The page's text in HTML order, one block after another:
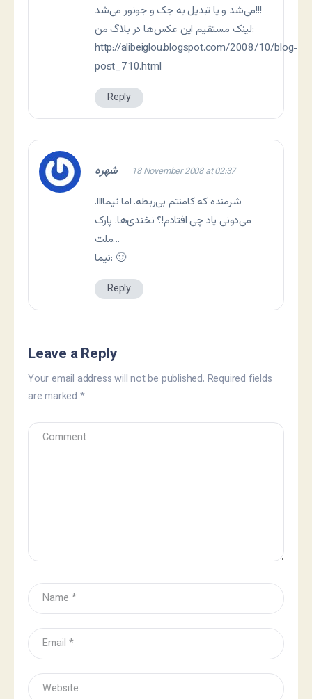
می‌شد و یا تبدیل به جک و جونور می‌شد!!!
لینک مستقیم این عکس‌ها در بلاگ من:
http://alibeiglou.blogspot.com/2008/10/blog-
post_710.html
Reply
شهره 18 November 2008 at 02:37
شرمنده که کامنتم بی‌ربطه. اما نیماااا.
می‌دونی یاد چی افتادم!؟ نخندی‌ها. پارک
ملت…
نیما: 🙂
Reply
Leave a Reply
Your email address will not be published. Required fields
are marked *